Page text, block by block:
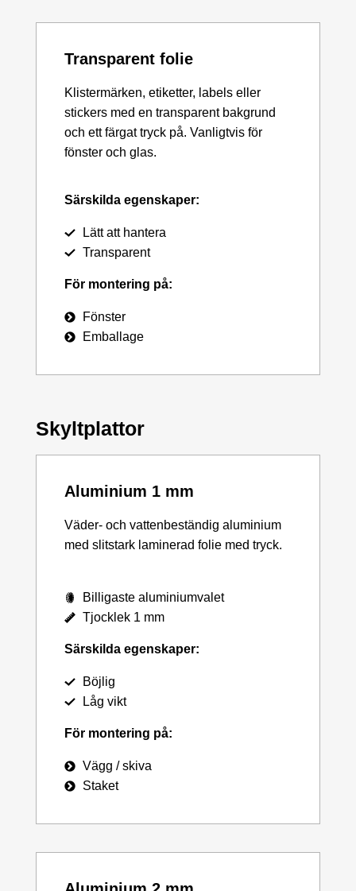
Transparent folie
Klistermärken, etiketter, labels eller
stickers med en transparent bakgrund
och ett färgat tryck på. Vanligtvis för
fönster och glas.
Särskilda egenskaper:
Lätt att hantera
Transparent
För montering på:
Fönster
Emballage
Skyltplattor
Aluminium 1 mm
Väder- och vattenbeständig aluminium
med slitstark laminerad folie med tryck.
Billigaste aluminiumvalet
Tjocklek 1 mm
Särskilda egenskaper:
Böjlig
Låg vikt
För montering på:
Vägg / skiva
Staket